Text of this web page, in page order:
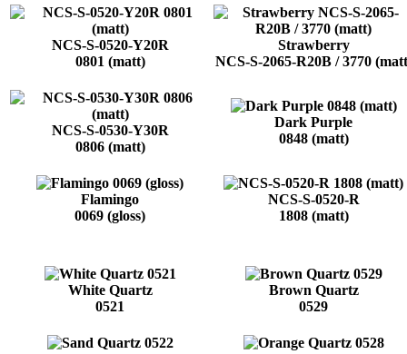
NCS-S-0520-Y20R
0801 (matt)
Strawberry
NCS-S-2065-R20B / 3770
NCS-S-0530-Y30R
0806 (matt)
Dark Purple
0848 (matt)
Flamingo
0069 (gloss)
NCS-S-0520-R
1808 (matt)
White Quartz
0521
Brown Quartz
0529